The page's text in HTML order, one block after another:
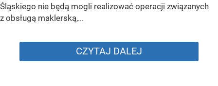
Śląskiego nie będą mogli realizować operacji związanych
z obsługą maklerską,...
CZYTAJ DALEJ